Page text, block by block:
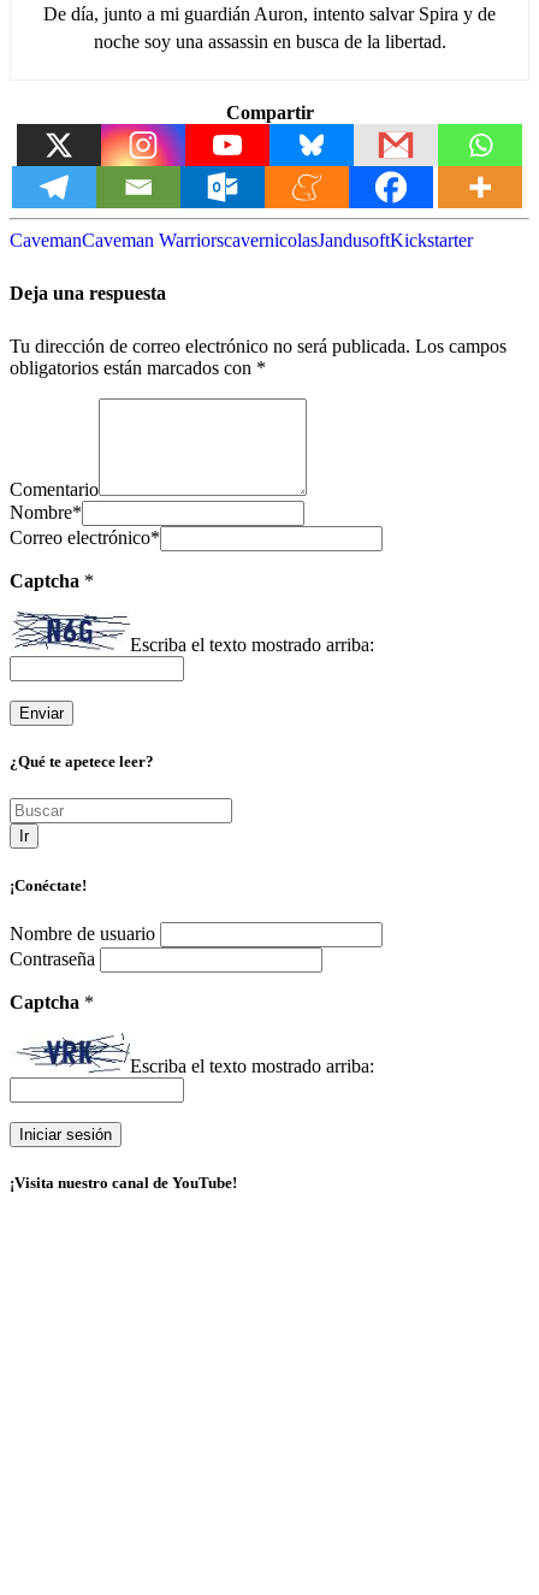
De día, junto a mi guardián Auron, intento salvar Spira y de
noche soy una assassin en busca de la libertad.
Compartir
CavemanCaveman WarriorscavernicolasJandusoftKickstarter
Deja una respuesta
Tu dirección de correo electrónico no será publicada. Los campos
obligatorios están marcados con *
Comentario
Nombre*
Correo electrónico*
Captcha *
Escriba el texto mostrado arriba:
¿Qué te apetece leer?
Ir
¡Conéctate!
Nombre de usuario
Contraseña
Captcha *
Escriba el texto mostrado arriba:
¡Visita nuestro canal de YouTube!